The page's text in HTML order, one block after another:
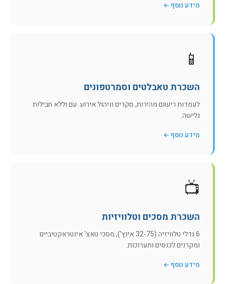
מידע נוסף ←
📱
השכרת טאבלטים וסמרטפונים
לעמדות רישום מהירות, סקרים וניהול אירוע. עם וללא חבילות
גלישה.
מידע נוסף ←
📺
השכרת מסכים וטלוויזיות
6 גדלי טלוויזיה (32-75 אינץ'), מסכי טאצ' אינטראקטיביים
ומקרנים לכנסים ותערוכות.
מידע נוסף ←